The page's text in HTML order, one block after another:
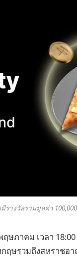
รางวัลรวมมูลค่า
ษภาคม เวลา
ษรวมถึงสหราชอ